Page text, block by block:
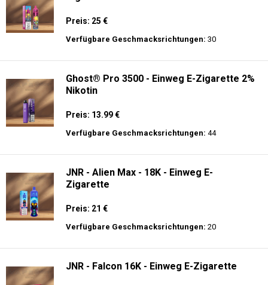
Preis: 25 €
Verfügbare Geschmacksrichtungen: 30
Ghost® Pro 3500 - Einweg E-Zigarette 2%
Nikotin
Preis: 13.99 €
Verfügbare Geschmacksrichtungen: 44
JNR - Alien Max - 18K - Einweg E-
Zigarette
Preis: 21 €
Verfügbare Geschmacksrichtungen: 20
JNR - Falcon 16K - Einweg E-Zigarette